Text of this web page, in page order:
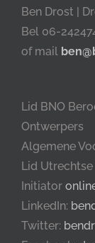
Ben Drost |
Bel 06-
of mail
Lid BNO
Ontwerpers
Algemene
Lid
Initiator
LinkedIn:
Twitter: